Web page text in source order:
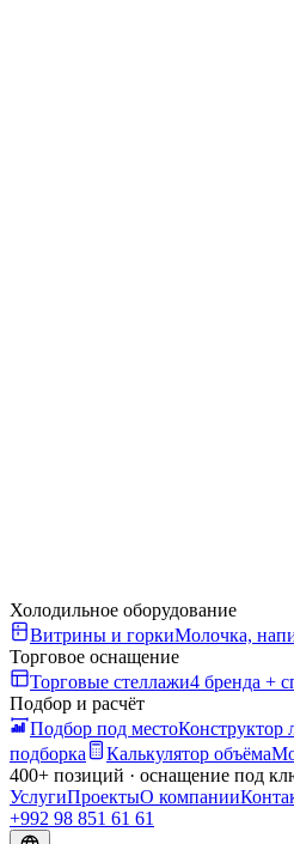
Холодильное оборудование
Витрины и горкиМолочка,
Торговое оснащение
Торговые стеллажи4 бренда +
Подбор и расчёт
Подбор под местоКонструктор
подборка
Калькулятор объёма
400+ позиций · оснащение под
УслугиПроектыО компании
+992 98 851 61 61